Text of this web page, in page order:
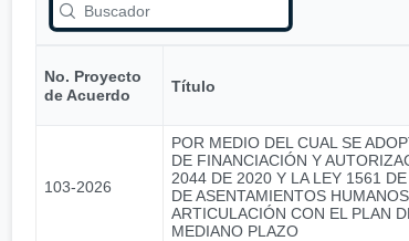
No. Proyecto
de Acuerdo
Título
103-2026
POR MEDIO DEL CUAL SE
DE FINANCIACIÓN Y
2044 DE 2020 Y LA LEY 1561
DE ASENTAMIENTOS
ARTICULACIÓN CON EL PLAN
MEDIANO PLAZO